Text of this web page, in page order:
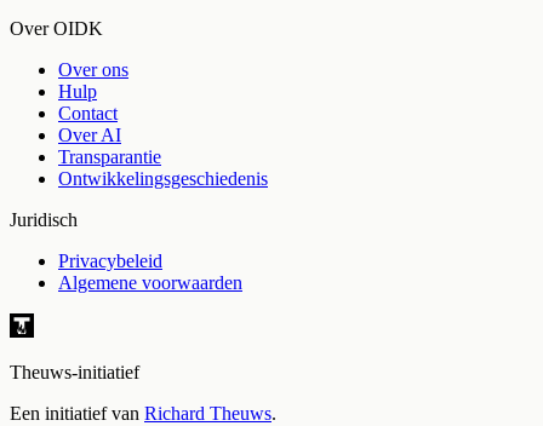
Over OIDK
Over ons
Hulp
Contact
Over AI
Transparantie
Ontwikkelingsgeschiedenis
Juridisch
Privacybeleid
Algemene voorwaarden
Theuws-initiatief
Een initiatief van Richard Theuws.